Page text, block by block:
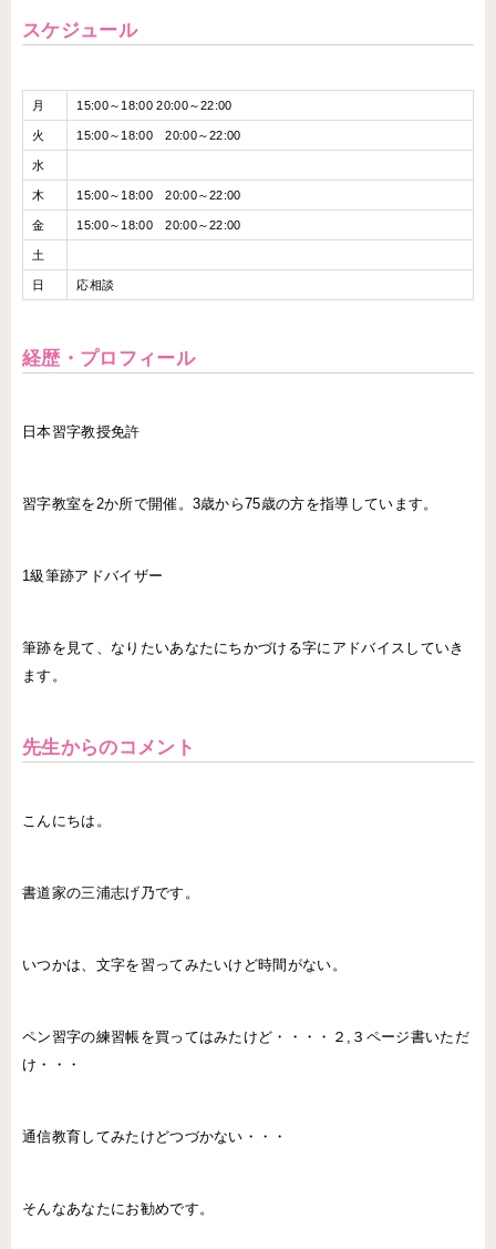
スケジュール
月 15:00～18:00 20:00～22:00
火 15:00～18:00 20:00～22:00
水
木 15:00～18:00 20:00～22:00
金 15:00～18:00 20:00～22:00
土
日 応相談
経歴・プロフィール
日本習字教授免許
習字教室を2か所で開催。3歳から75歳の方を指導しています。
1級筆跡アドバイザー
筆跡を見て、なりたいあなたにちかづける字にアドバイスしていき
ます。
先生からのコメント
こんにちは。
書道家の三浦志げ乃です。
いつかは、文字を習ってみたいけど時間がない。
ペン習字の練習帳を買ってはみたけど・・・・２,３ページ書いただ
け・・・
通信教育してみたけどつづかない・・・
そんなあなたにお勧めです。